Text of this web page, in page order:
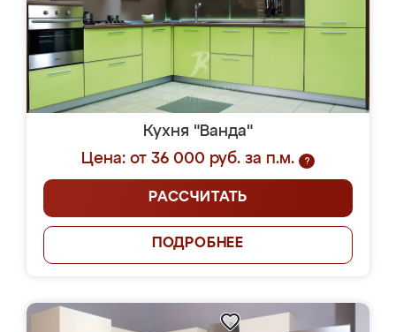
Кухня "Ванда"
Цена: от 36 000 руб. за п.м.
?
РАССЧИТАТЬ
ПОДРОБНЕЕ